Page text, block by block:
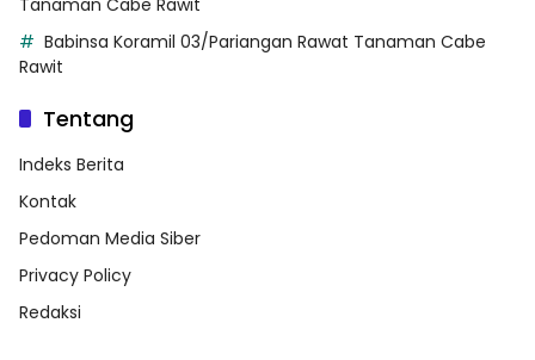
Babinsa Koramil 03/Pariangan Rawat Tanaman Cabe
Rawit
Tentang
Indeks Berita
Kontak
Pedoman Media Siber
Privacy Policy
Redaksi